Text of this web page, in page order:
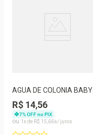
AGUA DE COLONIA BABY
MENINA MURIEL 100ML
R$ 14,56
7% OFF no PIX
1
R$ 15 66